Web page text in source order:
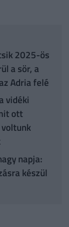
2025-ös
a sör, a
Adria felé
vidéki
ott
napja:
készül